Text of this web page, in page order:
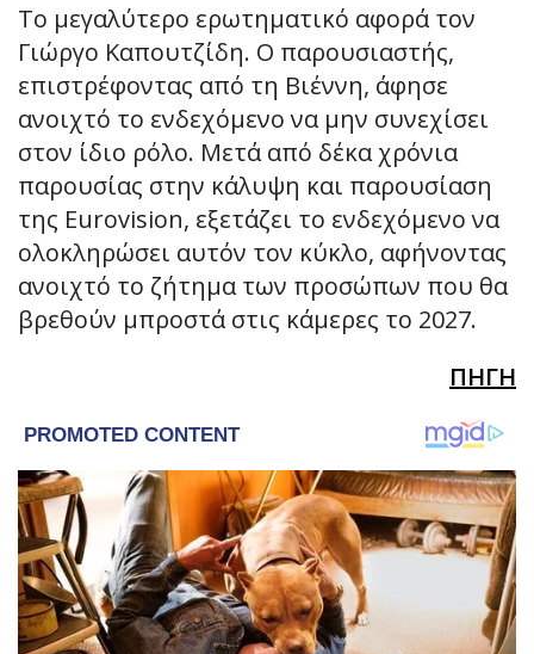
Το μεγαλύτερο ερωτηματικό αφορά τον
Γιώργο Καπουτζίδη. Ο παρουσιαστής,
επιστρέφοντας από τη Βιέννη, άφησε
ανοιχτό το ενδεχόμενο να μην συνεχίσει
στον ίδιο ρόλο. Μετά από δέκα χρόνια
παρουσίας στην κάλυψη και παρουσίαση
της Eurovision, εξετάζει το ενδεχόμενο να
ολοκληρώσει αυτόν τον κύκλο, αφήνοντας
ανοιχτό το ζήτημα των προσώπων που θα
βρεθούν μπροστά στις κάμερες το 2027.
ΠΗΓΗ